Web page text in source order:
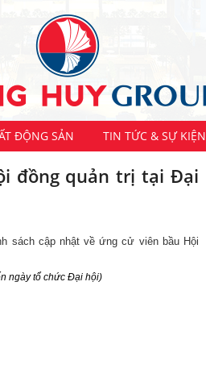
ĐỘNG SẢN TIN TỨC & SỰ KIỆN
đồng quản trị tại Đại
sách cập nhật vềứng cử viên bầu Hội
ngày tổ chức Đại hội)